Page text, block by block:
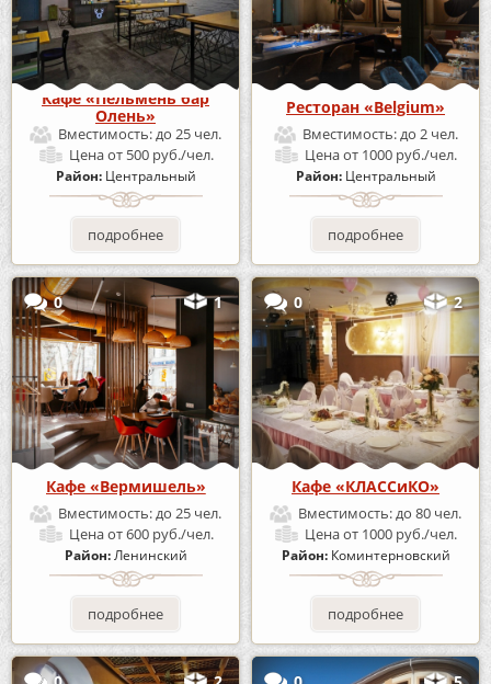
Кафе «Пельмень бар
Олень»
Вместимость:до 25 чел.
Ценаот 500 руб./чел.
Район: Центральный
подробнее
Ресторан «Belgium»
Вместимость:до 2 чел.
Ценаот 1000 руб./чел.
Район: Центральный
подробнее
0 1
Кафе «Вермишель»
Вместимость:до 25 чел.
Ценаот 600 руб./чел.
Район:Ленинский
подробнее
0 2
Кафе «КЛАССиКО»
Вместимость:до 80 чел.
Ценаот 1000 руб./чел.
Район: Коминтерновский
подробнее